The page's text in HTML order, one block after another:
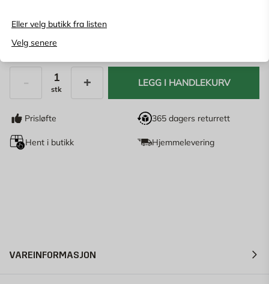
Eller velg butikk fra listen
Velg senere
23,95 NOK
stk
LEGG I HANDLEKURV
Prisløfte 365 dagers returrett
Hent i butikk Hjemmelevering
VAREINFORMASJON